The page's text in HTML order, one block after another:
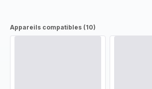
Appareils compatibles (10)